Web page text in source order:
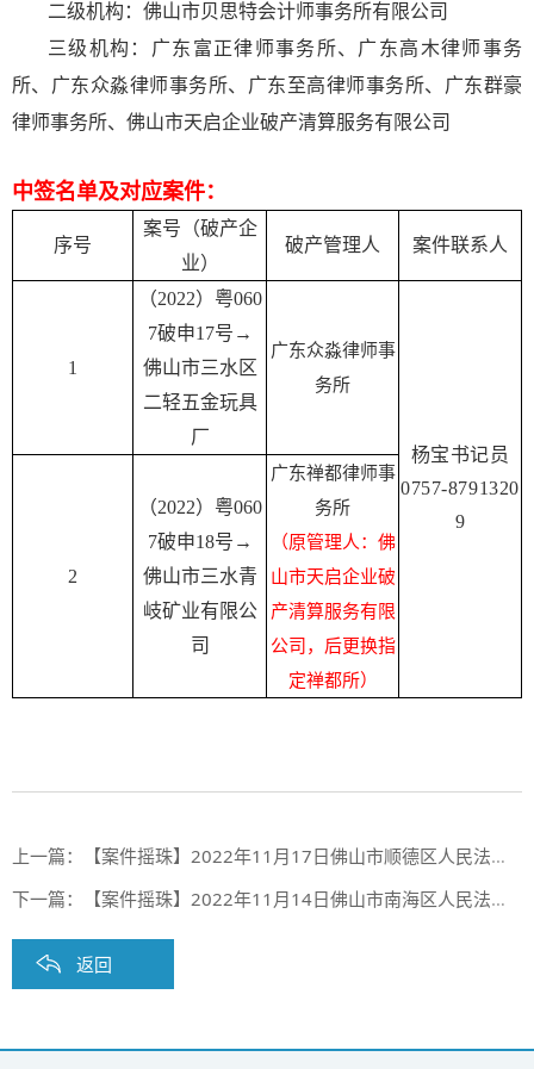
二级机构：佛山市贝思特会计师事务所有限公司
三级机构：广东富正律师事务所、广东高木律师事务
所、广东众淼律师事务所、广东至高律师事务所、广东群豪
律师事务所、佛山市天启企业破产清算服务有限公司
中签名单及对应案件：
序号
案号（破产企
业）
破产管理人 案件联系人
1
（2022）粤060
7破申17号→
佛山市三水区
二轻五金玩具
厂
广东众淼律师事
务所
杨宝书记员
0757-8791320
9
2
（2022）粤060
7破申18号→
佛山市三水青
岐矿业有限公
司
广东禅都律师事
务所
（原管理人：佛
山市天启企业破
产清算服务有限
公司，后更换指
定禅都所）
上一篇：
【案件摇珠】2022年11月17日佛山市顺德区人民法院案件摇珠结果
下一篇：
【案件摇珠】2022年11月14日佛山市南海区人民法院案件摇珠结果
返回